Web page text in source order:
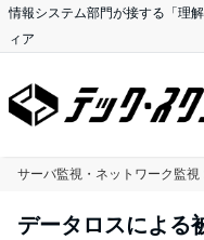
情報システム部門が接する「理
ィア
サーバ監視・ネットワーク監視
データロスによる